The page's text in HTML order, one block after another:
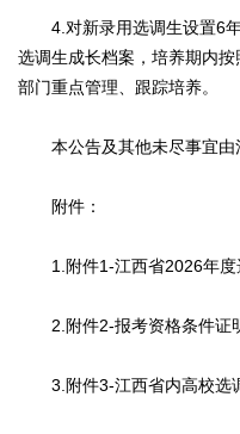
4.对新录用选调生设置6年
选调生成长档案，培养期内按
部门重点管理、跟踪培养。
本公告及其他未尽事宜由
附件：
1.附件1-江西省2026年度
2.附件2-报考资格条件证
3.附件3-江西省内高校选